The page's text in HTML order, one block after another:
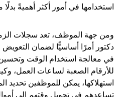
استخدامها في أمور أكثر أهميةً
ومن جهة الموظف، تعد سجلات
دكتور أمرًا أساسيًّا لضمان التعويض
في معالجة استخدام الوقت وتحسين
للأرقام الصعبة لساعات العمل،
استهلاكها، يمكن للموظفين تحديد